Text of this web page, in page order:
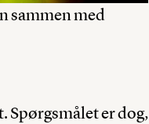
sammen med
Spørgsmålet er dog,